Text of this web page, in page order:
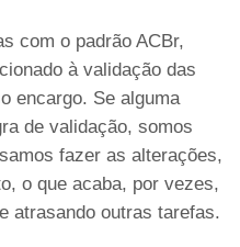
com o padrão ACBr,
à validação das
encargo. Se alguma
de validação, somos
fazer as alterações,
o que acaba, por vezes,
atrasando outras tarefas.